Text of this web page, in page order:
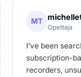
MT
Opettaja
I’ve been
subscription-
recorders,